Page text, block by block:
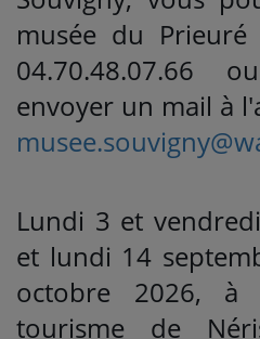
musée du
04.70.48.07.66
envoyer un mail à
Lundi 3 et
et lundi 14
octobre 2026, à
tourisme de